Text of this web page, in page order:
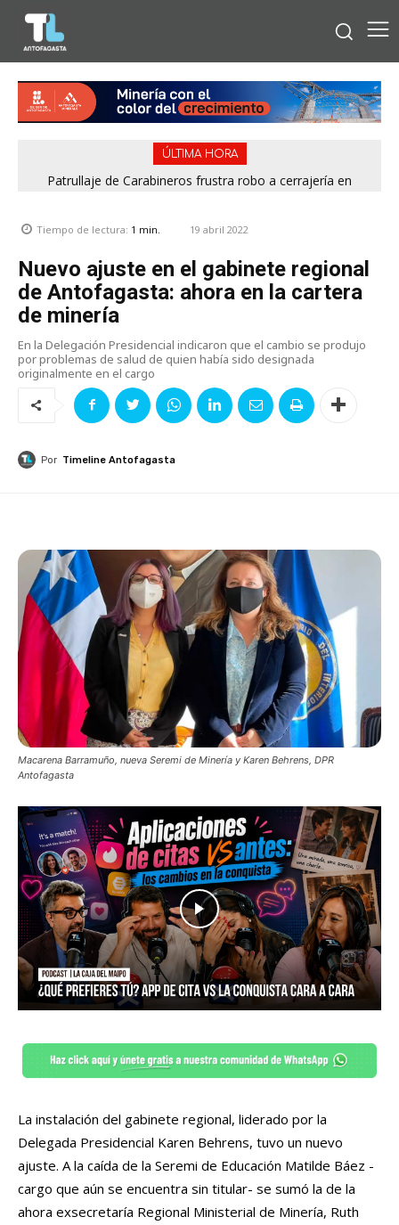
ÚLTIMA HORA
Patrullaje de Carabineros frustra robo a cerrajería en
Tiempo de lectura: 1 min. 19 abril 2022
Nuevo ajuste en el gabinete regional
de Antofagasta: ahora en la cartera
de minería
En la Delegación Presidencial indicaron que el cambio se produjo
por problemas de salud de quien había sido designada
originalmente en el cargo
Por Timeline Antofagasta
Macarena Barramuño, nueva Seremi de Minería y Karen Behrens, DPR
Antofagasta
La instalación del gabinete regional, liderado por la
Delegada Presidencial Karen Behrens, tuvo un nuevo
ajuste. A la caída de la Seremi de Educación Matilde Báez -
cargo que aún se encuentra sin titular- se sumó la de la
ahora exsecretaría Regional Ministerial de Minería, Ruth